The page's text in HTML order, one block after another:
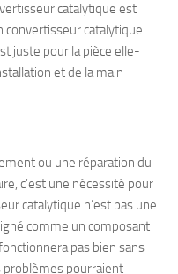
catalytique est
convertisseur catalytique
juste pour la pièce elle-
et de la main
ou une réparation du
c’est une nécessité pour
catalytique n’est pas une
comme un composant
pas bien sans
problèmes pourraient